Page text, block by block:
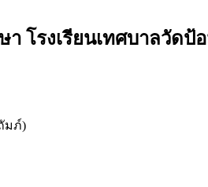
โรงเรียนเทศบาลวัด
มภ์)